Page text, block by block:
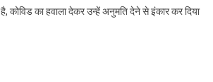
है, कोविड का हवाला देकर उन्हें अनुमति देने से इंकार कर दिया